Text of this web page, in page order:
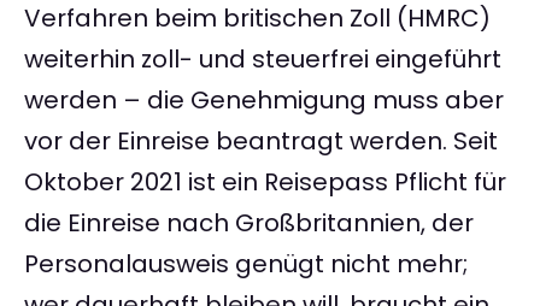
Verfahren beim britischen Zoll (HMRC)
weiterhin zoll- und steuerfrei eingeführt
werden – die Genehmigung muss aber
vor der Einreise beantragt werden. Seit
Oktober 2021 ist ein Reisepass Pflicht für
die Einreise nach Großbritannien, der
Personalausweis genügt nicht mehr;